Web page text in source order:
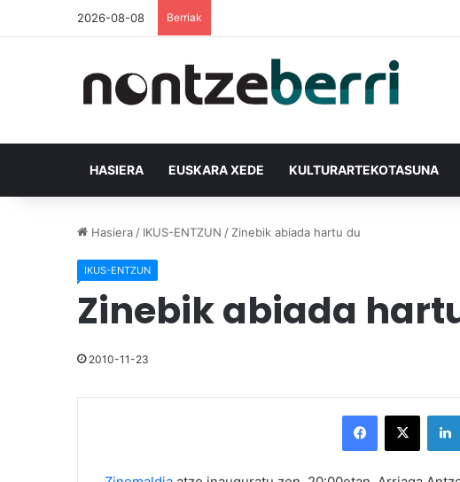
2026-08-08 Berriak
HASIERA EUSKARA XEDE KULTURARTEKOTASUNA
Hasiera / IKUS-ENTZUN / Zinebik abiada hartu du
IKUS-ENTZUN
Zinebik abiada
2010-11-23